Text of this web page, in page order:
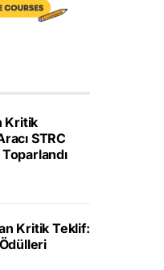
Kritik
STRC
Kritik Teklif: